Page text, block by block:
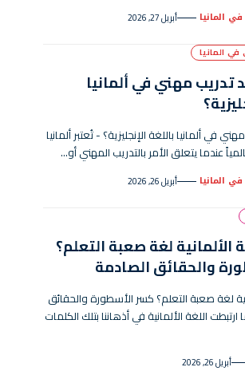
المانيا أبريل 27, 2026
المانيا
مهني في ألمانيا
في ألمانيا باللغة الإنجليزية؟ - تُعتبر ألمانيا
عندما يتعلق الأمر بالتدريب المهني أو…
المانيا أبريل 26, 2026
الألمانية لغة صعبة التعلم؟
والحقائق الصادمة
لغة صعبة التعلم؟ كسر الأسطورة والحقائق
اللغة الألمانية في أذهاننا بتلك الكلمات
أبريل 26, 2026